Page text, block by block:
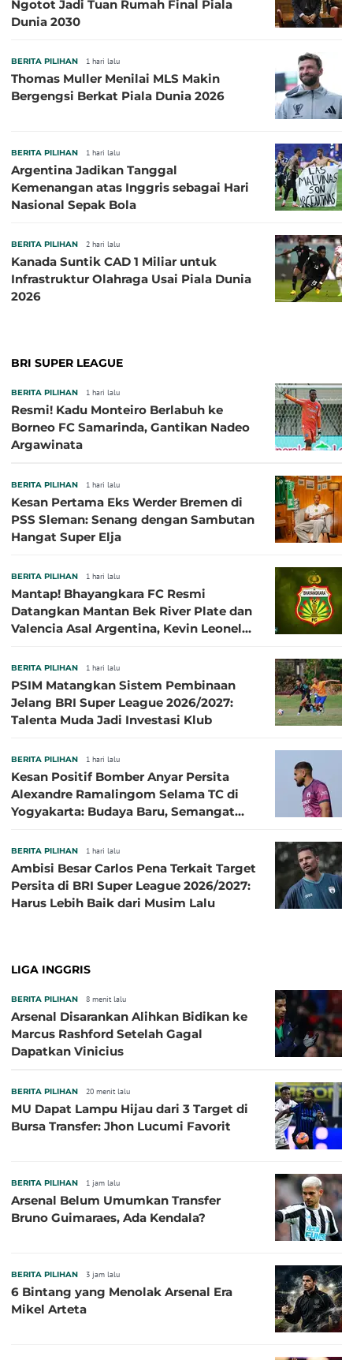
Ngotot Jadi Tuan Rumah Final Piala
Dunia 2030
BERITA PILIHAN 1 hari lalu
Thomas Muller Menilai MLS Makin
Bergengsi Berkat Piala Dunia 2026
BERITA PILIHAN 1 hari lalu
Argentina Jadikan Tanggal
Kemenangan atas Inggris sebagai Hari
Nasional Sepak Bola
BERITA PILIHAN 2 hari lalu
Kanada Suntik CAD 1 Miliar untuk
Infrastruktur Olahraga Usai Piala Dunia
2026
BRI SUPER LEAGUE
BERITA PILIHAN 1 hari lalu
Resmi! Kadu Monteiro Berlabuh ke
Borneo FC Samarinda, Gantikan Nadeo
Argawinata
BERITA PILIHAN 1 hari lalu
Kesan Pertama Eks Werder Bremen di
PSS Sleman: Senang dengan Sambutan
Hangat Super Elja
BERITA PILIHAN 1 hari lalu
Mantap! Bhayangkara FC Resmi
Datangkan Mantan Bek River Plate dan
Valencia Asal Argentina, Kevin Leonel
BERITA PILIHAN 1 hari lalu
PSIM Matangkan Sistem Pembinaan
Jelang BRI Super League 2026/2027:
Talenta Muda Jadi Investasi Klub
BERITA PILIHAN 1 hari lalu
Kesan Positif Bomber Anyar Persita
Alexandre Ramalingom Selama TC di
Yogyakarta: Budaya Baru, Semangat
BERITA PILIHAN 1 hari lalu
Ambisi Besar Carlos Pena Terkait Target
Persita di BRI Super League 2026/2027:
Harus Lebih Baik dari Musim Lalu
LIGA INGGRIS
BERITA PILIHAN 8 menit lalu
Arsenal Disarankan Alihkan Bidikan ke
Marcus Rashford Setelah Gagal
Dapatkan Vinicius
BERITA PILIHAN 20 menit lalu
MU Dapat Lampu Hijau dari 3 Target di
Bursa Transfer: Jhon Lucumi Favorit
BERITA PILIHAN 1 jam lalu
Arsenal Belum Umumkan Transfer
Bruno Guimaraes, Ada Kendala?
BERITA PILIHAN 3 jam lalu
6 Bintang yang Menolak Arsenal Era
Mikel Arteta